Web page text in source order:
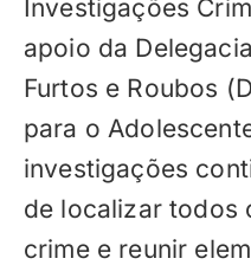
Investigações
apoio da
Furtos e Roubos
para o
investigações
de localizar todos
crime e reunir